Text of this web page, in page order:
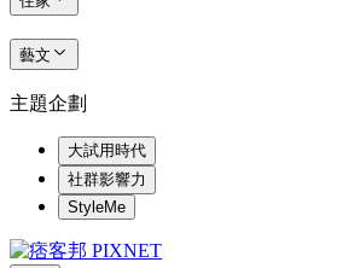
藝文
主題企劃
大試用時代
社群影響力
StyleMe